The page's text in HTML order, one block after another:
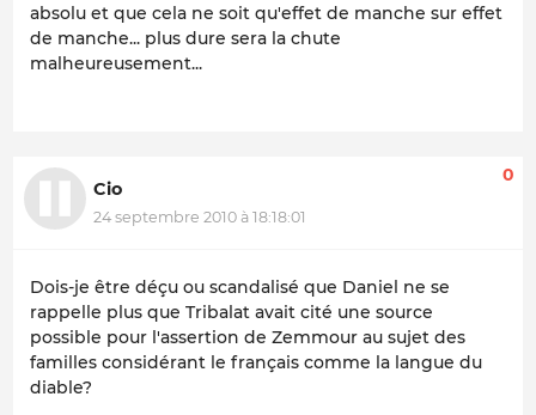
absolu et que cela ne soit qu'effet de manche sur effet
de manche... plus dure sera la chute
malheureusement...
Cio
24 septembre 2010 à 18:18:01
0
Dois-je être déçu ou scandalisé que Daniel ne se
rappelle plus que Tribalat avait cité une source
possible pour l'assertion de Zemmour au sujet des
familles considérant le français comme la langue du
diable?